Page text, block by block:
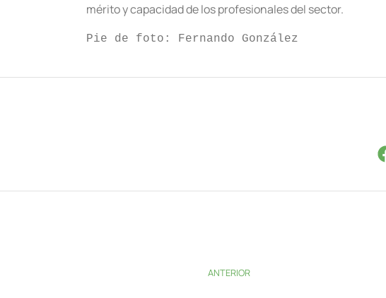
mérito y capacidad de los profesionales del sector.
Pie de foto: Fernando González
ANTERIOR